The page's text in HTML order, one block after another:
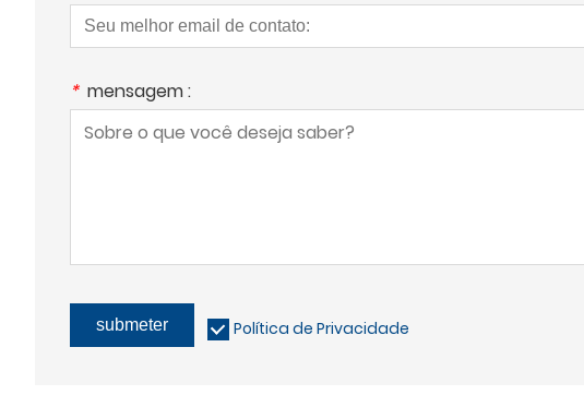
* mensagem :
submeter Política de Privacidade